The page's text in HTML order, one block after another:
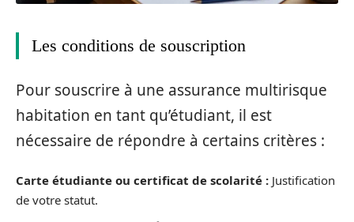
Les conditions de souscription
Pour souscrire à une assurance multirisque
habitation en tant qu’étudiant, il est
nécessaire de répondre à certains critères :
Carte étudiante ou certificat de scolarité : Justification
de votre statut.